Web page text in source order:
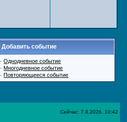
Добавить событие
·Однодневное событие
·Многодневное событие
·Повторяющееся событие
Сейчас: 7.8.2026, 10:42